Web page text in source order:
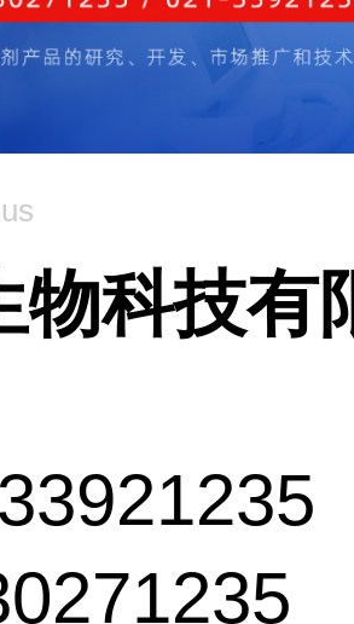
物科技有